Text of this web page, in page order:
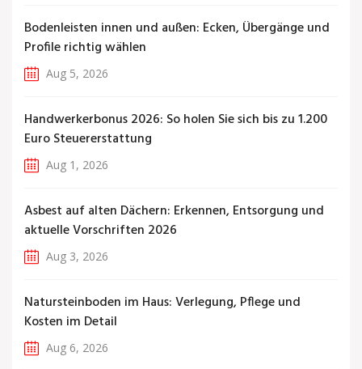
Bodenleisten innen und außen: Ecken, Übergänge und
Profile richtig wählen
Aug 5, 2026
Handwerkerbonus 2026: So holen Sie sich bis zu 1.200
Euro Steuererstattung
Aug 1, 2026
Asbest auf alten Dächern: Erkennen, Entsorgung und
aktuelle Vorschriften 2026
Aug 3, 2026
Natursteinboden im Haus: Verlegung, Pflege und
Kosten im Detail
Aug 6, 2026